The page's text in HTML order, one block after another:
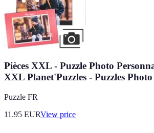
Pièces XXL - Puzzle Photo
XXL Planet'Puzzles - Puzzles Photo
Puzzle FR
11.95 EURView price